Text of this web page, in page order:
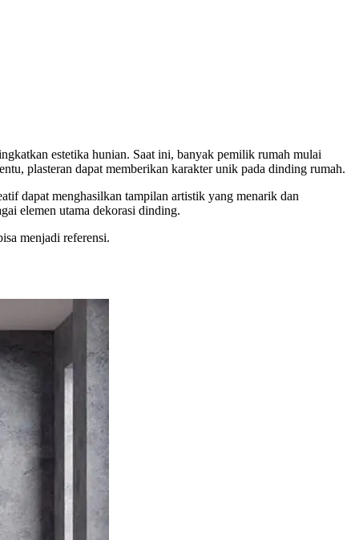
estetika hunian. Saat ini, banyak pemilik rumah mulai
plasteran dapat memberikan karakter unik pada dinding rumah.
dapat menghasilkan tampilan artistik yang menarik dan
elemen utama dekorasi dinding.
menjadi referensi.